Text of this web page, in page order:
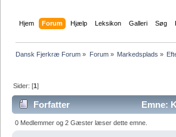
Hjem Forum Hjælp Leksikon Galleri Søg
Dansk Fjerkræ Forum » Forum» Markedsplads »
Sider: [1]
Forfatter Emne:
0 Medlemmer og 2 Gæster læser dette emne.